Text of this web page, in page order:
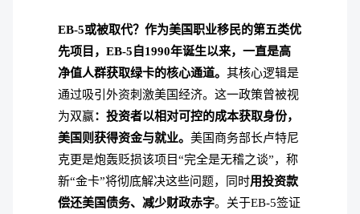
EB-5或被取代？作为美国职业移民的第五类优
先项目，EB-5自1990年诞生以来，一直是高
净值人群获取绿卡的核心通道。 其核心逻辑是
通过吸引外资刺激美国经济。 这一政策曾被视
为双赢：投资者以相对可控的成本获取身份，
美国则获得资金与就业。 美国商务部长卢特尼
克更是炮轰贬损该项目“完全是无稽之谈”，称
新“金卡”将彻底解决这些问题，同时用投资款
偿还美国债务、减少财政赤字。 关于EB-5签证